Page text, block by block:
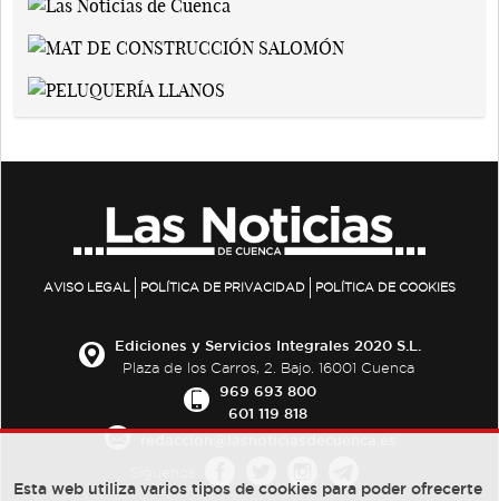
AVISO LEGAL POLÍTICA DE PRIVACIDAD POLÍTICA DE COOKIES
Ediciones y Servicios Integrales 2020 S.L.
Plaza de los Carros, 2. Bajo. 16001 Cuenca
969 693 800
601 119 818
Esta web utiliza varios tipos de cookies para poder ofrecerte